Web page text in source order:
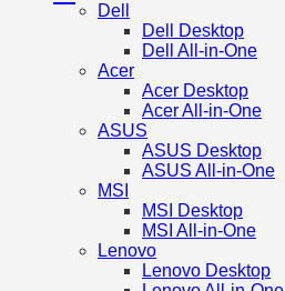
Dell
Dell Desktop
Dell All-in-One
Acer
Acer Desktop
Acer All-in-One
ASUS
ASUS Desktop
ASUS All-in-One
MSI
MSI Desktop
MSI All-in-One
Lenovo
Lenovo Desktop